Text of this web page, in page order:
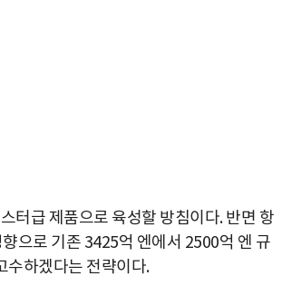
터급 제품으로 육성할 방침이다. 반면 항
으로 기존 3425억 엔에서 2500억 엔 규
수하겠다는 전략이다.